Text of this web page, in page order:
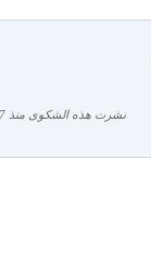
نشرت هذه الشكوى منذ 7 سنة